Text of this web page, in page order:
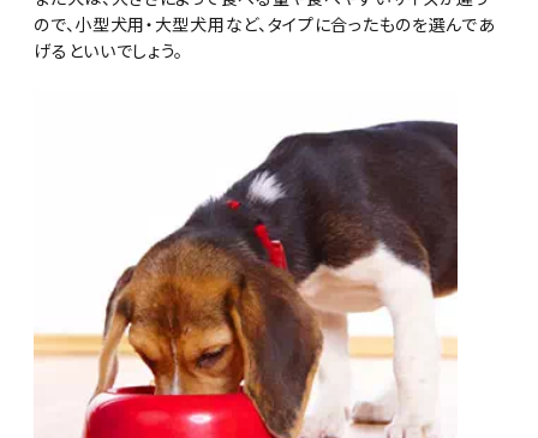
ので、小型犬用・大型犬用など、タイプに合ったものを選んであ
げるといいでしょう。